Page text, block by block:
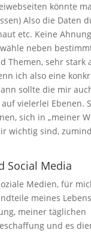
könnte
Also die Daten
etc. Keine
neben
Themen, sehr stark
ich also eine
sollte die mir
vielerlei Ebenen.
sich in „meiner
wichtig sind,
Social Media
Medien, für
meines
meiner täglichen
und es